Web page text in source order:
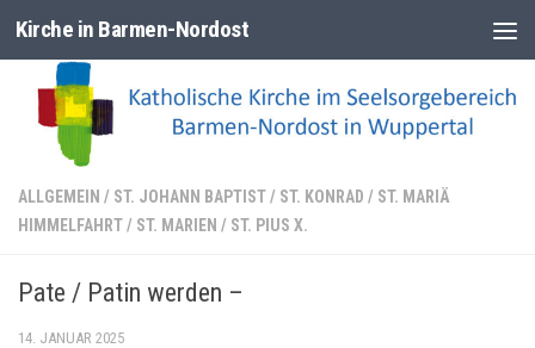
Zum Inhalt springen
Kirche in Barmen-Nordost
ALLGEMEIN / ST. JOHANN BAPTIST/ ST. KONRAD / ST. MARIÄ
HIMMELFAHRT/ ST. MARIEN / ST. PIUS X.
Pate / Patin werden –
14. JANUAR 2025